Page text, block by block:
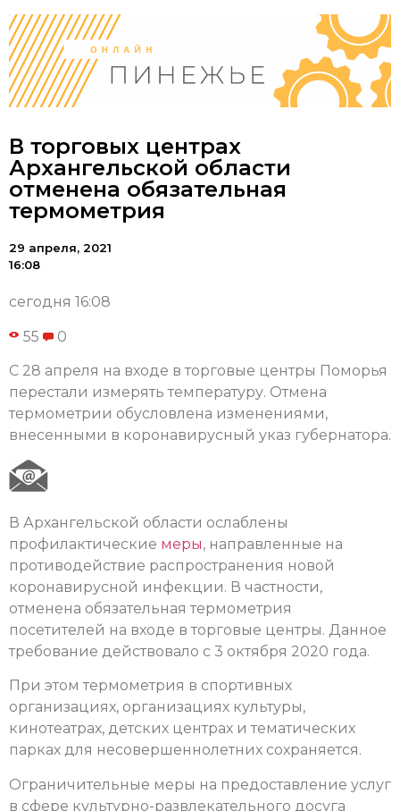
В торговых центрах
Архангельской области
отменена обязательная
термометрия
29 апреля, 2021
16:08
сегодня 16:08
55 0
С 28 апреля на входе в торговые центры Поморья
перестали измерять температуру. Отмена
термометрии обусловлена изменениями,
внесенными в коронавирусный указ губернатора.
В Архангельской области ослаблены
профилактические меры, направленные на
противодействие распространения новой
коронавирусной инфекции. В частности,
отменена обязательная термометрия
посетителей на входе в торговые центры. Данное
требование действовало с 3 октября 2020 года.
При этом термометрия в спортивных
организациях, организациях культуры,
кинотеатрах, детских центрах и тематических
парках для несовершеннолетних сохраняется.
Ограничительные меры на предоставление услуг
в сфере культурно-развлекательного досуга